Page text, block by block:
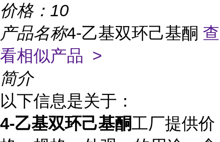
价格： 10
产品名称4-乙基双环己基酮 查
看相似产品 >
简介
以下信息是关于：
4-乙基双环己基酮工厂提供价